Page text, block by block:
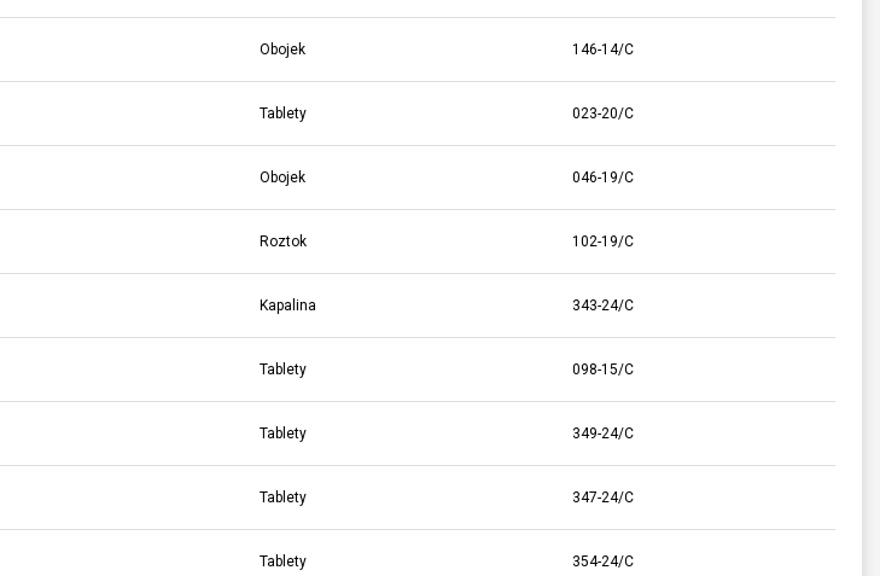
Obojek 146-14/C
Tablety 023-20/C
Obojek 046-19/C
Roztok 102-19/C
Kapalina 343-24/C
Tablety 098-15/C
Tablety 349-24/C
Tablety 347-24/C
Tablety 354-24/C